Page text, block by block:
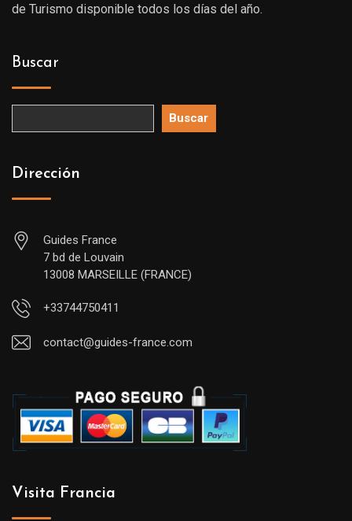
de Turismo disponible todos los días del año.
Buscar
Buscar
Dirección
Guides France
7 bd de Louvain
13008 MARSEILLE (FRANCE)
+33744750411
contact@guides-france.com
Visita Francia